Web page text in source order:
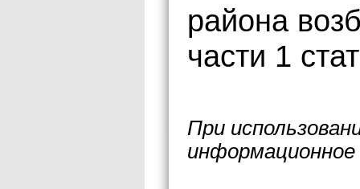
района
части 1
При